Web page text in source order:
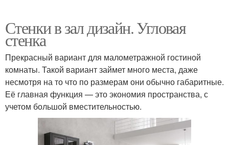
Стенки в зал дизайн. Угловая
стенка
Прекрасный вариант для малометражной гостиной
комнаты. Такой вариант займет много места, даже
несмотря на то что по размерам они обычно габаритные.
Её главная функция — это экономия пространства, с
учетом большой вместительностью.